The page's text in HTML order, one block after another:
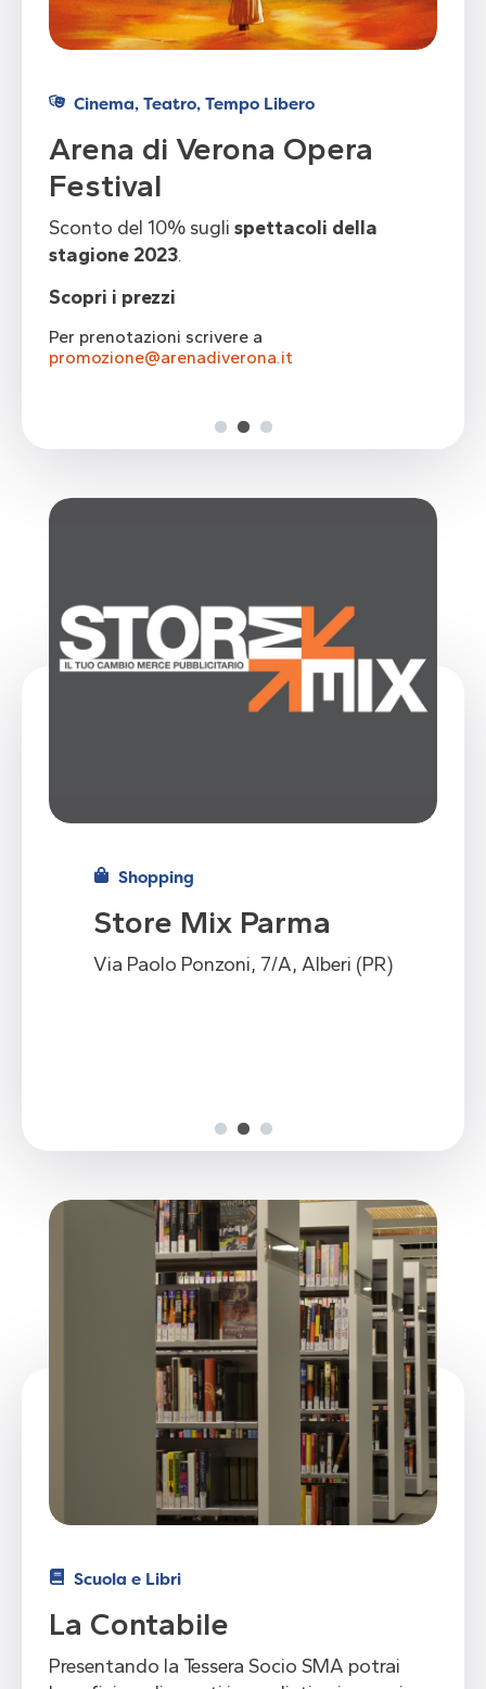
Scopri gli spettacoli della stagione 2022-
2023
Cinema, Teatro, Tempo Libero
Arena di Verona Opera
Festival
Sconto del 10% sugli spettacoli della
stagione 2023.
Scopri i prezzi
Per prenotazioni scrivere a
promozione@arenadiverona.it
Scopri gli spettacoli della stagione 2022-
2023
Shopping
Store Mix Parma
Via Paolo Ponzoni, 7/A, Alberi (PR)
Scuola e Libri
La Contabile
Presentando la Tessera Socio SMA potrai